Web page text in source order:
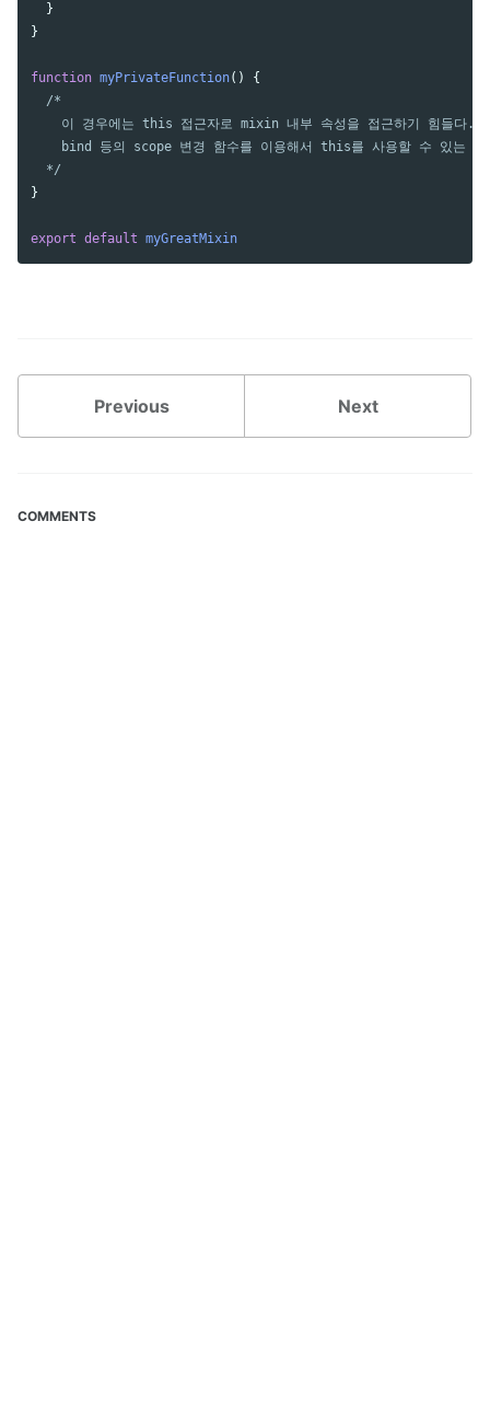
}
}
function myPrivateFunction()
{
/*
    이 경우에는 this 접근자로 mixin 내부 속성을 접근하기 힘들다.
bind 등의 scope 변경 함수를 이용해서 this를 사용할 수 있는
  */
}
export default myGreatMixin
Previous Next
COMMENTS